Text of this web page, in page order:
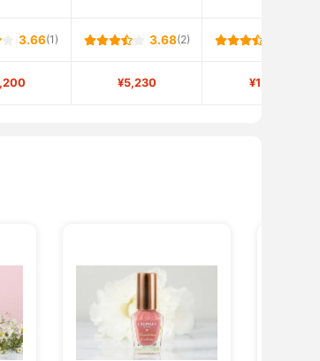
3.66(1) 3.68(2)
¥5,230 ¥1,980